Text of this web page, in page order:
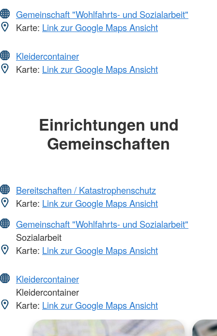
Gemeinschaft "Wohlfahrts- und Sozialarbeit"
Karte: Link zur Google Maps Ansicht
Kleidercontainer
Karte: Link zur Google Maps Ansicht
Einrichtungen und
Gemeinschaften
Bereitschaften / Katastrophenschutz
Karte: Link zur Google Maps Ansicht
Gemeinschaft "Wohlfahrts- und Sozialarbeit"
Sozialarbeit
Karte: Link zur Google Maps Ansicht
Kleidercontainer
Kleidercontainer
Karte: Link zur Google Maps Ansicht